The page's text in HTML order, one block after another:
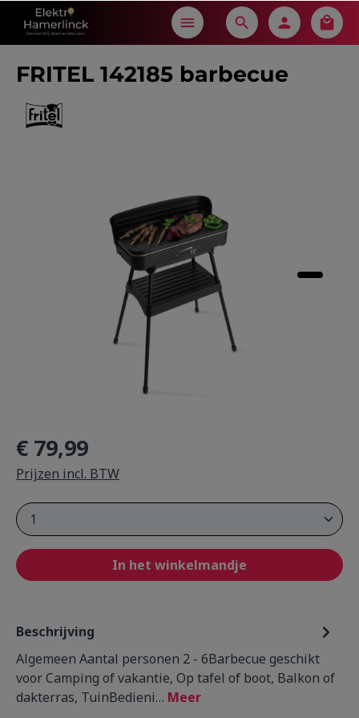
content
FRITEL 142185 barbecue
€ 79,99
Prijzen incl. BTW
Product Quantity: Enter the desired
In het winkelmandje
Beschrijving
Algemeen Aantal personen 2 - 6Barbecue geschikt
voor Camping of vakantie, Op tafel of boot, Balkon of
dakterras, TuinBedieni… Meer